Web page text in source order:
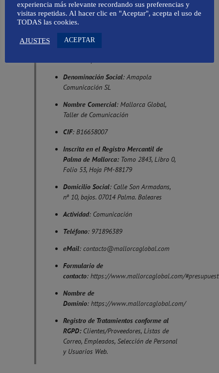
Denominación Social: Amapola
Comunicación SL
Nombre Comercial: Mallorca Global,
Taller de Comunicación
CIF: B16658007
Inscrita en el Registro Mercantil de
Palma de Mallorca: Tomo 2843, Libro 0,
Folio 53, Hoja PM-88179
Domicilio Social: Calle Son Armadans,
nº 10, bajos. 07014 Palma. Baleares
Actividad: Comunicación
Teléfono: 971896389
eMail: contacto@mallorcaglobal.com
Formulario de
contacto: https://www.mallorcaglobal.com/
Nombre de
Dominio: https://www.mallorcaglobal.com/
Registro de Tratamientos conforme al
RGPD:Clientes/Proveedores, Listas de
Correo, Empleados, Selección de Personal
y Usuarios Web.
experiencia más relevante recordando sus preferencias y
visitas repetidas. Al hacer clic en "Aceptar", acepta el uso de
TODAS las cookies.
AJUSTES ACEPTAR